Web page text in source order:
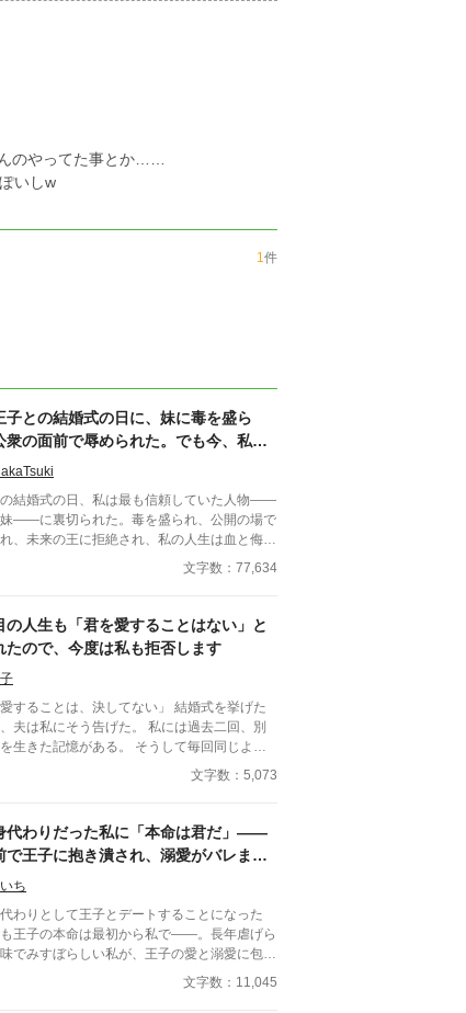
のやってた事とか……
いしw
1件
子との結婚式の日に、妹に毒を盛ら
衆の面前で辱められた。でも今、私は
し、運命を変えに来た。
結婚式の日、私は最も信頼していた人物――
――に裏切られた。毒を盛られ、公開の場で
、未来の王に拒絶され、私の人生は血と侮辱
こで終わったかのように思えた。しかし、死
えたとき、不可能なことが起きた――私は同
撃の記憶をそのまま覚えていた。今、二度目
スを得た私は、ただ一つの使命を持つ――真
止め、奪われたものを取り戻し、私を破滅さ
ちにその代償を払わせる。もはや、何も以前
ではない。何も許されない。
文字数：77,634
の人生も「君を愛することはない」と
たので、今度は私も拒否します
愛することは、決してない」 結婚式を挙げた
夫は私にそう告げた。 私には過去二回、別
生きた記憶がある。 そうして毎回同じよう
た一回目、我慢した二回目。
上手くいかなかった。 だから今回は。
文字数：5,073
代わりだった私に「本命は君だ」――
で王子に抱き潰され、溺愛がバレまし
私が虐げられるきっかけになった少年
ち
わりとして王子とデートすることになった
王子の本命は最初から私で――。長年虐げら
でみすぼらしい私が、王子の愛と溺愛に包ま
に幸せを掴む甘々ラブファンタジー。妹や家
解、影武者の存在も絡み、ハラハラと胸キュ
文字数：11,045